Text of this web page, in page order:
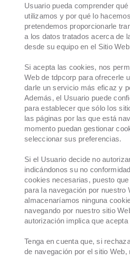
Usuario pueda comprender
utilizamos y por qué lo
pretendemos proporcionarle
a los datos tratados acerca de
desde su equipo en el Sitio
Si acepta las cookies, nos
Web de tdpcorp para ofrecerle
darle un servicio más eficaz y
Además, el Usuario puede
para establecer que sólo los
las páginas por las que está
momento puedan gestionar
seleccionar sus preferencias.
Si el Usuario decide no
indicándonos su no
cookies necesarias, puesto
para la navegación por nuestro
almacenaríamos ninguna
navegando por nuestro sitio
autorización implica que acepta
Tenga en cuenta que, si
de navegación por el sitio Web,